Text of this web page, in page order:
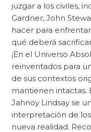
juzgar a los civiles,
Gardner, John
hacer para
qué deberá
¡En el Universo
reinventados para
de sus contextos
mantienen intactas.
Jahnoy Lindsay se
interpretación de
nueva realidad.